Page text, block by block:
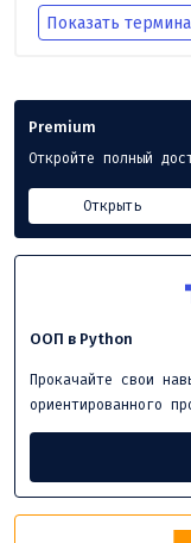
Показать
Premium
Откройте полный
Открыть
ООП в Python
Прокачайте свои
ориентированного